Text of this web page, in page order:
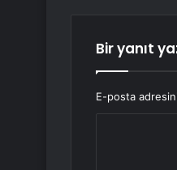
Bir yanıt
E-posta